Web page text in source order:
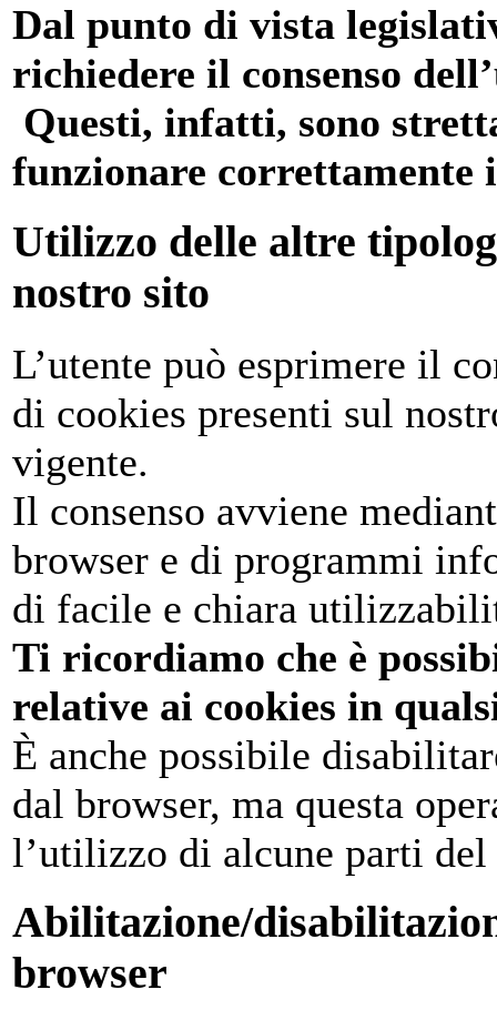
Dal punto di vista
richiedere il consenso
Questi, infatti, sono
funzionare correttamente
Utilizzo delle altre
nostro sito
L’utente può esprimere il
di cookies presenti sul
vigente.
Il consenso avviene
browser e di programmi
di facile e chiara
Ti ricordiamo che è
relative ai cookies in
È anche possibile
dal browser, ma questa
l’utilizzo di alcune parti
Abilitazione/
browser